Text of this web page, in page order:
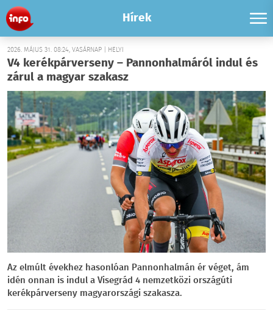
Hírek
2026. MÁJUS 31. 08:24, VASÁRNAP | HELYI
V4 kerékpárverseny – Pannonhalmáról indul és
zárul a magyar szakasz
Az elmúlt évekhez hasonlóan Pannonhalmán ér véget, ám
idén onnan is indul a Visegrád 4 nemzetközi országúti
kerékpárverseny magyarországi szakasza.